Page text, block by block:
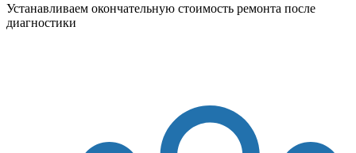
Устанавливаем окончательную стоимость ремонта после
диагностики